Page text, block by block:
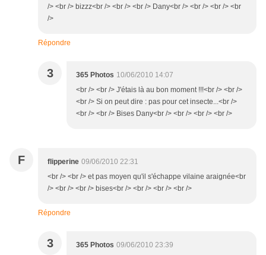
/> <br /> bizzz<br /> <br /> <br /> Dany<br /> <br /> <br /> <br
/>
Répondre
3 365 Photos 10/06/2010 14:07
<br /> <br /> J'étais là au bon moment !!!<br /> <br />
<br /> Si on peut dire : pas pour cet insecte...<br />
<br /> <br /> Bises Dany<br /> <br /> <br /> <br />
F flipperine 09/06/2010 22:31
<br /> <br /> et pas moyen qu'il s'échappe vilaine araignée<br
/> <br /> <br /> bises<br /> <br /> <br /> <br />
Répondre
3 365 Photos 09/06/2010 23:39